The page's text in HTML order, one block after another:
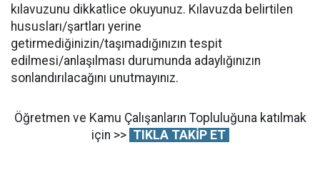
kılavuzunu dikkatlice okuyunuz. Kılavuzda belirtilen
hususları/şartları yerine
getirmediğinizin/taşımadığınızın tespit
edilmesi/anlaşılması durumunda adaylığınızın
sonlandırılacağını unutmayınız.
Öğretmen ve Kamu Çalışanların Topluluğuna katılmak
için >> TIKLA TAKİP ET